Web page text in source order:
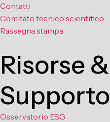
Contatti
Comitato tecnico scientifico
Rassegna stampa
Risorse &
Supporto
Osservatorio ESG